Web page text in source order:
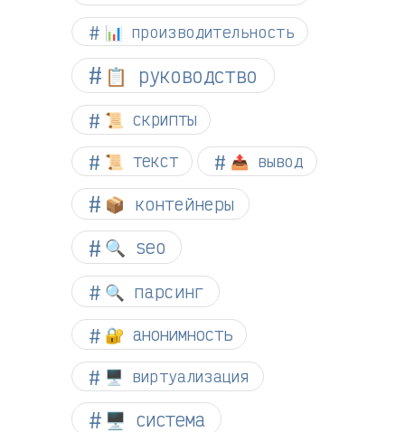
📊 производительность
📋 руководство
📜 скрипты
📜 текст 📤 вывод
📦 контейнеры
🔍 seo
🔍 парсинг
🔐 анонимность
🖥️ виртуализация
🖥️ система